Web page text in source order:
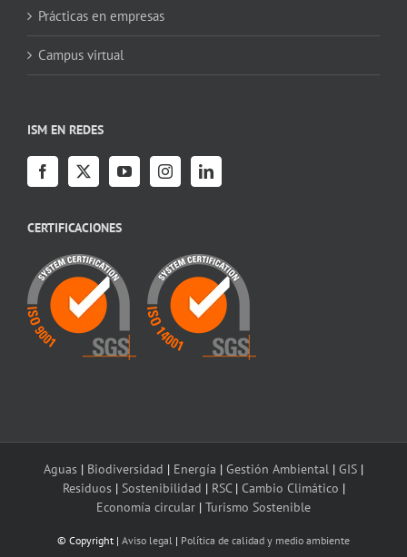
Prácticas en empresas
Campus virtual
ISM EN REDES
CERTIFICACIONES
Aguas | Biodiversidad | Energía | Gestión Ambiental | GIS |
Residuos| Sostenibilidad | RSC| Cambio Climático |
Economía circular | Turismo Sostenible
© Copyright | Aviso legal | Política de calidad y medio ambiente